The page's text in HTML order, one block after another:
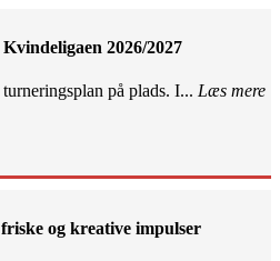
2026/2027
på plads. I... Læs mere
og kreative impulser